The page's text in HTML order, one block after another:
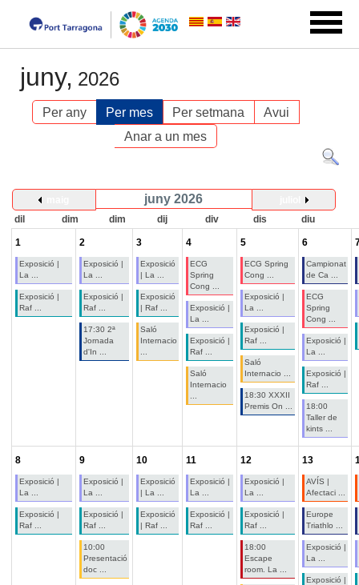
juny, 2026
Per any Per mes Per setmana
Avui
Anar a un mes
juny 2026
dil
dim dim dij div dis diu
1
Exposició |
La ...
Exposició |
Raf ...
2
Exposició |
La ...
Exposició |
Raf ...
17:30 2ª
Jornada
d'In ...
3
Exposició
| La ...
Exposició
| Raf ...
Saló
Internacio
4
ECG
Spring
Cong ...
Exposició |
La ...
Exposició |
Raf ...
Saló
Internacio
5
ECG Spring
Cong ...
Exposició |
La ...
Exposició |
Raf ...
Saló
Internacio ...
18:30 XXXII
Premis On ...
6
Campionat
de Ca ...
ECG
Spring
Cong ...
Exposició |
La ...
Exposició |
Raf ...
18:00
Taller de
kints ...
8
Exposició |
La ...
Exposició |
Raf ...
9
Exposició |
La ...
Exposició |
Raf ...
10:00
Presentació
doc ...
10
Exposició
| La ...
Exposició
| Raf ...
11
Exposició |
La ...
Exposició |
Raf ...
12
Exposició |
La ...
Exposició |
Raf ...
18:00
Escape
room. La ...
13
AVÍS |
Afectaci ...
Europe
Triathlo ...
Exposició |
La ...
Exposició |